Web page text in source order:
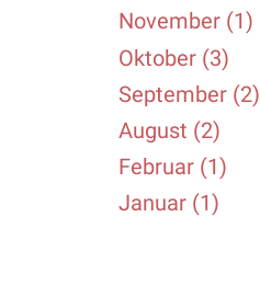
November (1)
Oktober (3)
September (2)
August (2)
Februar (1)
Januar (1)